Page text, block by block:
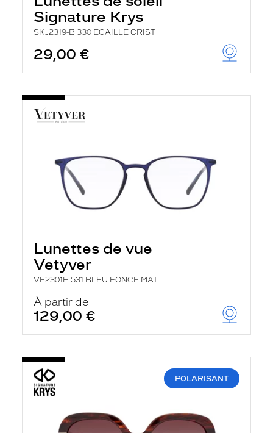
Signature Krys
SKJ2319-B 330 ECAILLE CRIST
29,00 €
Lunettes de vue
Vetyver
VE2301H 531 BLEU FONCE MAT
À partir de
129,00 €
POLARISANT